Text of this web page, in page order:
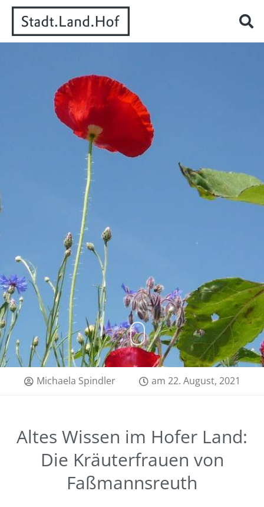
Michaela Spindler am 22. August, 2021
Altes Wissen im Hofer Land:
Die Kräuterfrauen von
Faßmannsreuth